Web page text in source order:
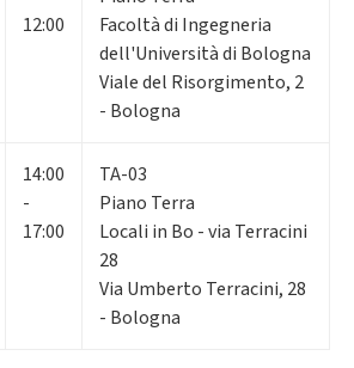
12:00
Facoltà di Ingegneria
dell'Università di Bologna
Viale del Risorgimento, 2
- Bologna
14:00
-
17:00
TA-03
Piano Terra
Locali in Bo - via Terracini
28
Via Umberto Terracini, 28
- Bologna